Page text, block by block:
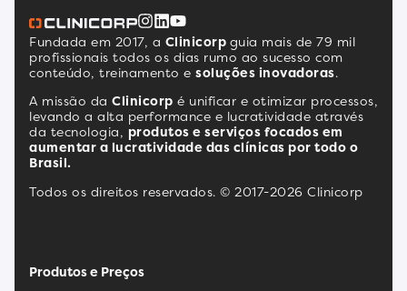
Fundada em 2017, a Clinicorp guia mais de 79 mil
profissionais todos os dias rumo ao sucesso com
conteúdo, treinamento e soluções inovadoras.
A missão da Clinicorp é unificar e otimizar processos,
levando a alta performance e lucratividade através
da tecnologia, produtos e serviços focados em
aumentar a lucratividade das clínicas por todo o
Brasil.
Todos os direitos reservados. © 2017-2026 Clinicorp
Produtos e Preços